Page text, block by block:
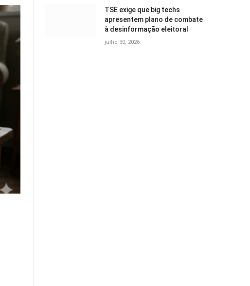
TSE exige que big techs
apresentem plano de combate
à desinformação eleitoral
julho 30, 2026